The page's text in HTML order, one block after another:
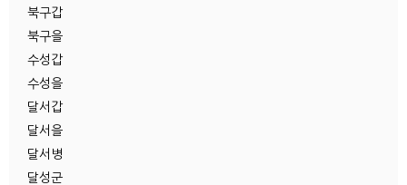
북구갑
북구을
수성갑
수성을
달서갑
달서을
달서병
달성군